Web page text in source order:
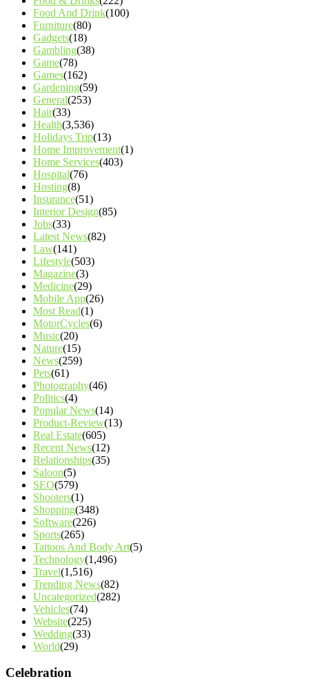
Food And Drink(100)
Furniture(80)
Gadgets(18)
Gambling(38)
Game(78)
Games(162)
Gardening(59)
General(253)
Hair(33)
Health(3,536)
Holidays Trip(13)
Home Improvement(1)
Home Services(403)
Hospital(76)
Hosting(8)
Insurance(51)
Interior Design(85)
Jobs(33)
Latest News(82)
Law(141)
Lifestyle(503)
Magazine(3)
Medicine(29)
Mobile App(26)
Most Read(1)
MotorCycles(6)
Music(20)
Nature(15)
News(259)
Pets(61)
Photography(46)
Politics(4)
Popular News(14)
Product-Review(13)
Real Estate(605)
Recent News(12)
Relationships(35)
Saloon(5)
SEO(579)
Shooters(1)
Shopping(348)
Software(226)
Sports(265)
Tattoos And Body Art(5)
Technology(1,496)
Travel(1,516)
Trending News(82)
Uncategorized(282)
Vehicles(74)
Website(225)
Wedding(33)
World(29)
Celebration